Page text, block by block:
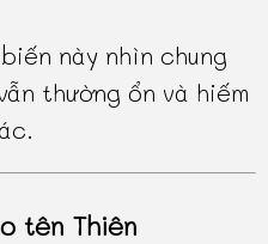
này nhìn chung
thường ổn và hiếm
tên Thiên